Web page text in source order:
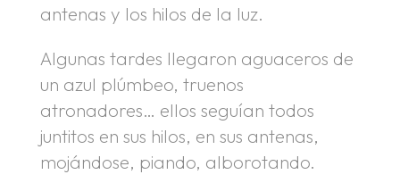
antenas y los hilos de la luz.
Algunas tardes llegaron aguaceros de
un azul plúmbeo, truenos
atronadores… ellos seguían todos
juntitos en sus hilos, en sus antenas,
mojándose, piando, alborotando.